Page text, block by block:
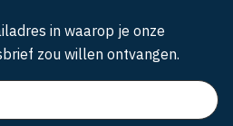
in waarop je onze
zou willen ontvangen.